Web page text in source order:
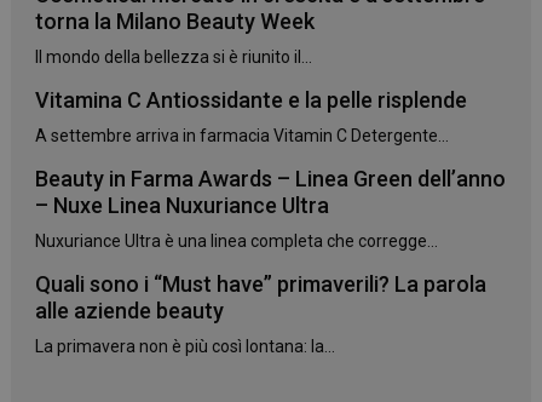
torna la Milano Beauty Week
Il mondo della bellezza si è riunito il...
Vitamina C Antiossidante e la pelle risplende
A settembre arriva in farmacia Vitamin C Detergente...
Beauty in Farma Awards – Linea Green dell’anno
– Nuxe Linea Nuxuriance Ultra
Nuxuriance Ultra è una linea completa che corregge...
Quali sono i “Must have” primaverili? La parola
alle aziende beauty
La primavera non è più così lontana: la...
mese
CookieScriptConsent
CookieScript
www.panoramacosmetico.it